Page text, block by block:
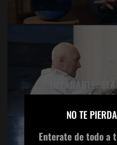
IMPARABLE:
ARTE
NO TE
Enterate de todoa